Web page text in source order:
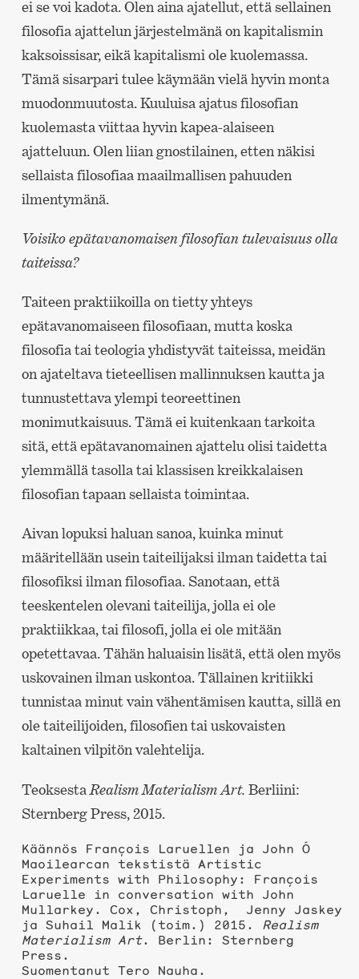
ei se voi kadota. Olen aina ajatellut, että sellainen
filosofia ajattelun järjestelmänä on kapitalismin
kaksoissisar, eikä kapitalismi ole kuolemassa.
Tämä sisarpari tulee käymään vielä hyvin monta
muodonmuutosta. Kuuluisa ajatus filosofian
kuolemasta viittaa hyvin kapea-alaiseen
ajatteluun. Olen liian gnostilainen, etten näkisi
sellaista filosofiaa maailmallisen pahuuden
ilmentymänä.
Voisiko epätavanomaisen filosofian tulevaisuus olla
taiteissa?
Taiteen praktiikoilla on tietty yhteys
epätavanomaiseen filosofiaan, mutta koska
filosofia tai teologia yhdistyvät taiteissa, meidän
on ajateltava tieteellisen mallinnuksen kautta ja
tunnustettava ylempi teoreettinen
monimutkaisuus. Tämä ei kuitenkaan tarkoita
sitä, että epätavanomainen ajattelu olisi taidetta
ylemmällä tasolla tai klassisen kreikkalaisen
filosofian tapaan sellaista toimintaa.
Aivan lopuksi haluan sanoa, kuinka minut
määritellään usein taiteilijaksi ilman taidetta tai
filosofiksi ilman filosofiaa. Sanotaan, että
teeskentelen olevani taiteilija, jolla ei ole
praktiikkaa, tai filosofi, jolla ei ole mitään
opetettavaa. Tähän haluaisin lisätä, että olen myös
uskovainen ilman uskontoa. Tällainen kritiikki
tunnistaa minut vain vähentämisen kautta, sillä en
ole taiteilijoiden, filosofien tai uskovaisten
kaltainen vilpitön valehtelija.
Teoksesta Realism Materialism Art. Berliini:
Sternberg Press, 2015.
Käännös François Laruellen ja John Ó
Maoilearcan tekstistä Artistic
Experiments with Philosophy: François
Laruelle in conversation with John
Mullarkey. Cox, Christoph, Jenny Jaskey
ja Suhail Malik (toim.) 2015. Realism
Materialism Art. Berlin: Sternberg
Press.
Suomentanut Tero Nauha.